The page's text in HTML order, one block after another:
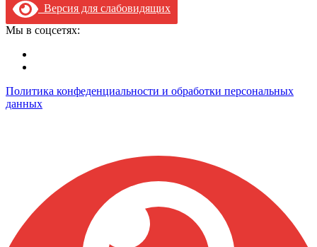
Версия для слабовидящих
Мы в соцсетях:
Политика конфеденциальности и обработки персональных
данных